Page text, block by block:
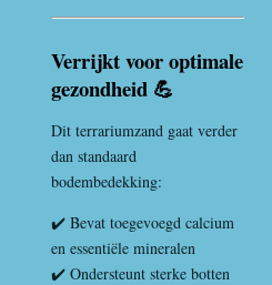
Verrijkt voor optimale
gezondheid 💪
Dit terrariumzand gaat verder
dan standaard
bodembedekking:
✔️ Bevat toegevoegd calcium
en essentiële mineralen
✔️ Ondersteunt sterke botten